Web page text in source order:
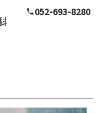
名古屋市南区 道
phone052-693-8280